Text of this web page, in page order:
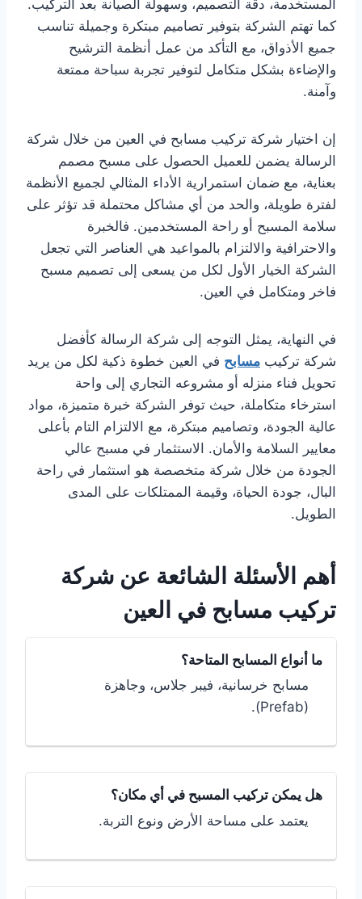
المستخدمة، دقة التصميم، وسهولة الصيانة بعد التركيب.
كما تهتم الشركة بتوفير تصاميم مبتكرة وجميلة تناسب
جميع الأذواق، مع التأكد من عمل أنظمة الترشيح
والإضاءة بشكل متكامل لتوفير تجربة سباحة ممتعة
وآمنة.
إن اختيار شركة تركيب مسابح في العين من خلال شركة
الرسالة يضمن للعميل الحصول على مسبح مصمم
بعناية، مع ضمان استمرارية الأداء المثالي لجميع الأنظمة
لفترة طويلة، والحد من أي مشاكل محتملة قد تؤثر على
سلامة المسبح أو راحة المستخدمين. فالخبرة
والاحترافية والالتزام بالمواعيد هي العناصر التي تجعل
الشركة الخيار الأول لكل من يسعى إلى تصميم مسبح
فاخر ومتكامل في العين.
في النهاية، يمثل التوجه إلى شركة الرسالة كأفضل
شركة تركيب مسابح في العين خطوة ذكية لكل من يريد
تحويل فناء منزله أو مشروعه التجاري إلى واحة
استرخاء متكاملة، حيث توفر الشركة خبرة متميزة، مواد
عالية الجودة، وتصاميم مبتكرة، مع الالتزام التام بأعلى
معايير السلامة والأمان. الاستثمار في مسبح عالي
الجودة من خلال شركة متخصصة هو استثمار في راحة
البال، جودة الحياة، وقيمة الممتلكات على المدى
الطويل.
أهم الأسئلة الشائعة عن شركة
تركيب مسابح في العين
ما أنواع المسابح المتاحة؟
مسابح خرسانية، فيبر جلاس، وجاهزة
(Prefab).
هل يمكن تركيب المسبح في أي مكان؟
يعتمد على مساحة الأرض ونوع التربة.